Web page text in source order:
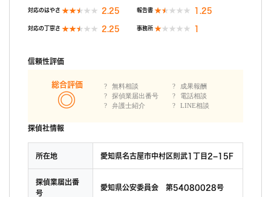
対応のはやさ 2.25 報告書 1.25
対応の丁寧さ 2.25 事務所 1
信頼性評価
総合評価
無料相談
探偵業届出番号
弁護士紹介
成果報酬
電話相談
LINE相談
探偵社情報
所在地 愛知県名古屋市中村区則武1丁目2−15F
探偵業届出番
号
愛知県公安委員会 第54080028号